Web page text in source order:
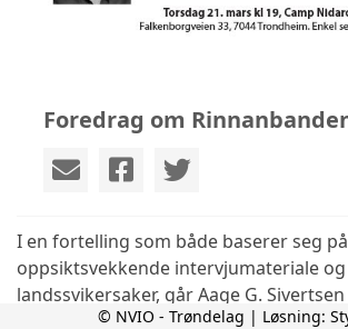
Foredrag om
I en fortelling som både baserer seg på
oppsiktsvekkende intervjumateriale
landssvikersaker, går Aage G.
om Rinnan.© NVIO - Trøndelag | Løsning: